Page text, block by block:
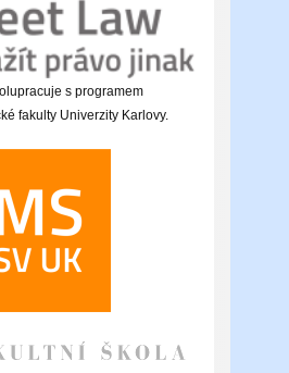
s programem
fakulty Univerzity Karlovy.